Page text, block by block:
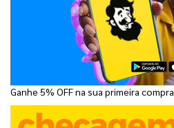
Ganhe 5% OFF na sua primeira compra